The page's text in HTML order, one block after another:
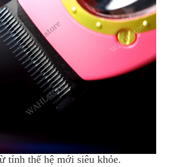
tính thế hệ mới siêu khỏe.